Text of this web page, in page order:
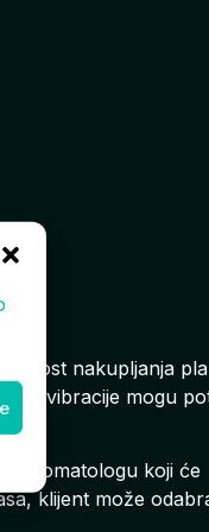
nakupljanja
jer vibracije mogu
stomatologu koji će
klijent može